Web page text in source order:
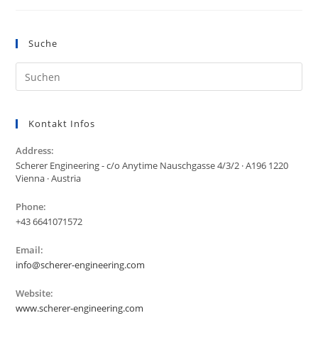
Suche
Kontakt Infos
Address:
Scherer Engineering - c/o Anytime Nauschgasse 4/3/2 · A196 1220
Vienna · Austria
Phone:
+43 6641071572
Email:
info@scherer-engineering.com
Website:
www.scherer-engineering.com